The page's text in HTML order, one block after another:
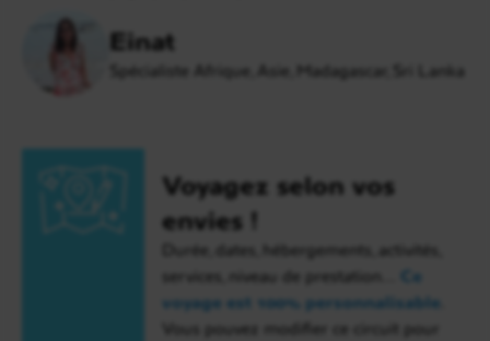
Einat
Spécialiste Afrique, Asie, Madagascar, Sri Lanka
Voyagez selon vos
envies !
Durée, dates, hébergements, activités,
services, niveau de prestation…
Ce
voyage est 100% personnalisable
Vous pouvez modifier ce circuit pour